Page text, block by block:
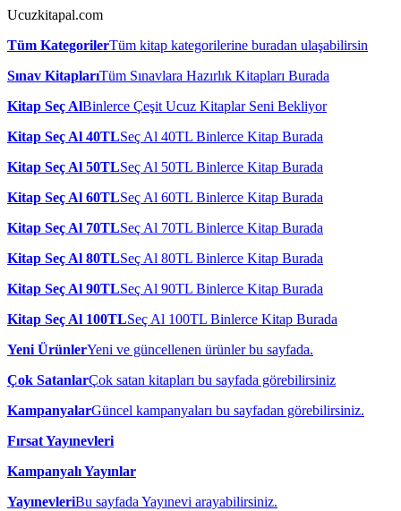
Ucuzkitapal.com
Tüm KategorilerTüm kitap kategorilerine buradan ulaşabilirsin
Sınav KitaplarıTüm Sınavlara Hazırlık Kitapları Burada
Kitap Seç AlBinlerce Çeşit Ucuz Kitaplar Seni Bekliyor
Kitap Seç Al 40TLSeç Al 40TL Binlerce Kitap Burada
Kitap Seç Al 50TLSeç Al 50TL Binlerce Kitap Burada
Kitap Seç Al 60TLSeç Al 60TL Binlerce Kitap Burada
Kitap Seç Al 70TLSeç Al 70TL Binlerce Kitap Burada
Kitap Seç Al 80TLSeç Al 80TL Binlerce Kitap Burada
Kitap Seç Al 90TLSeç Al 90TL Binlerce Kitap Burada
Kitap Seç Al 100TLSeç Al 100TL Binlerce Kitap Burada
Yeni ÜrünlerYeni ve güncellenen ürünler bu sayfada.
Çok SatanlarÇok satan kitapları bu sayfada görebilirsiniz
KampanyalarGüncel kampanyaları bu sayfadan görebilirsiniz.
Fırsat Yayınevleri
Kampanyalı Yayınlar
YayınevleriBu sayfada Yayınevi arayabilirsiniz.